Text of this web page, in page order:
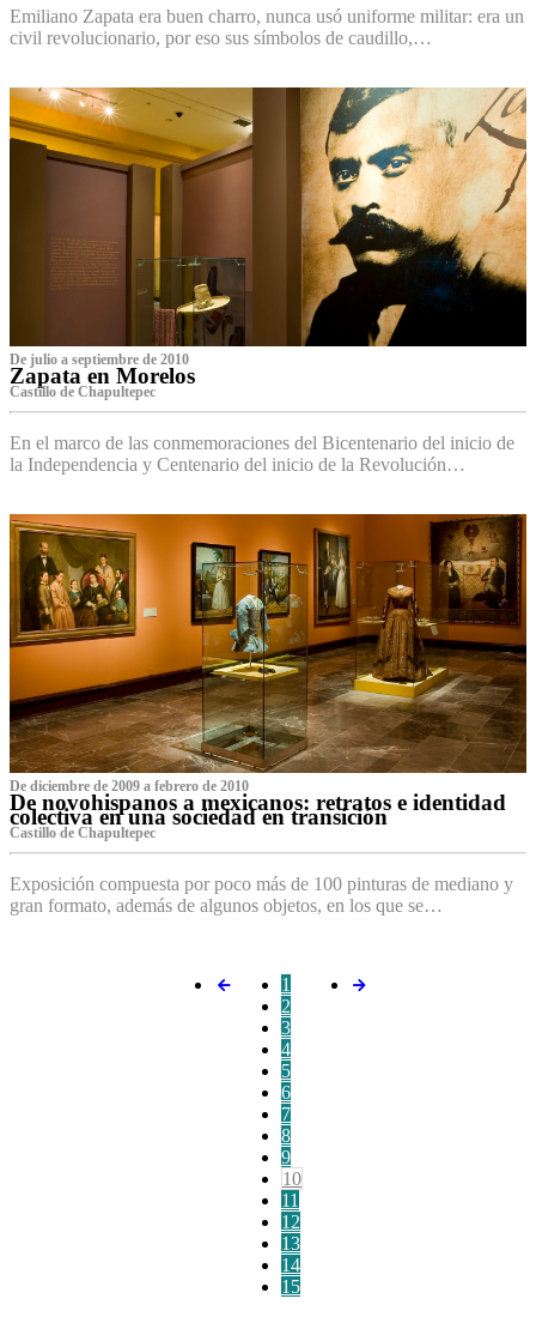
Emiliano Zapata era buen charro, nunca usó uniforme militar: era un
civil revolucionario, por eso sus símbolos de caudillo,…
De julio a septiembre de 2010
Zapata en Morelos
Castillo de Chapultepec
En el marco de las conmemoraciones del Bicentenario del inicio de
la Independencia y Centenario del inicio de la Revolución…
De diciembre de 2009 a febrero de 2010
De novohispanos a mexicanos: retratos e identidad
colectiva en una sociedad en transición
Castillo de Chapultepec
Exposición compuesta por poco más de 100 pinturas de mediano y
gran formato, además de algunos objetos, en los que se…
1
2
3
4
5
6
7
8
9
10
11
12
13
14
15